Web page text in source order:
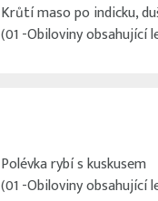
Krůtí maso po indicku,
(01 -Obiloviny obsahující
Polévka rybí s kuskusem
(01 -Obiloviny obsahující